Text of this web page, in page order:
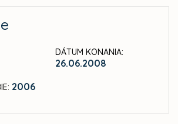
2006
DÁTUM KONANIA:
26.06.2008